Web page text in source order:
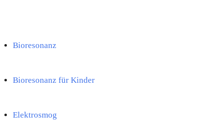
Bioresonanz
Bioresonanz für Kinder
Elektrosmog